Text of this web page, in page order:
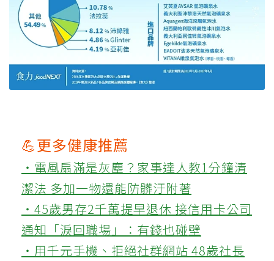
💪更多健康推薦
‧電風扇滿是灰塵？家事達人教1分鐘清
潔法 多加一物還能防髒汙附著
‧45歲男存2千萬提早退休 接信用卡公司
通知「淚回職場」：有錢也碰壁
‧用千元手機、拒絕社群網站 48歲社長